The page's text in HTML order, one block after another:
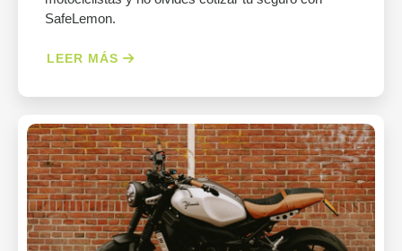
SafeLemon.
LEER MÁS